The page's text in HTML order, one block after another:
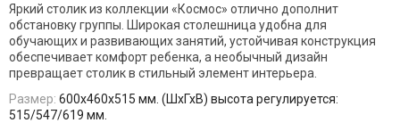
Яркий столик из коллекции «Космос» отлично дополнит
обстановку группы. Широкая столешница удобна для
обучающих и развивающих занятий, устойчивая конструкция
обеспечивает комфорт ребенка, а необычный дизайн
превращает столик в стильный элемент интерьера.
Размер: 600х460х515 мм. (ШхГхВ) высота регулируется:
515/547/619 мм.